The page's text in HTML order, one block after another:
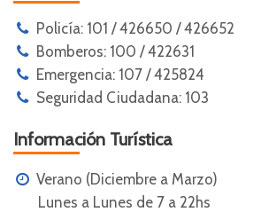
Policía: 101 / 426650 / 426652
Bomberos: 100 / 422631
Emergencia: 107 / 425824
Seguridad Ciudadana: 103
Información Turística
Verano (Diciembre a Marzo)
Lunes a Lunes de 7 a 22hs